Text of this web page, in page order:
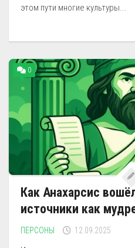
этом пути многие культуры...
0
Как Анахарсис
источники как
ПЕРСОНЫ 12.09.2025